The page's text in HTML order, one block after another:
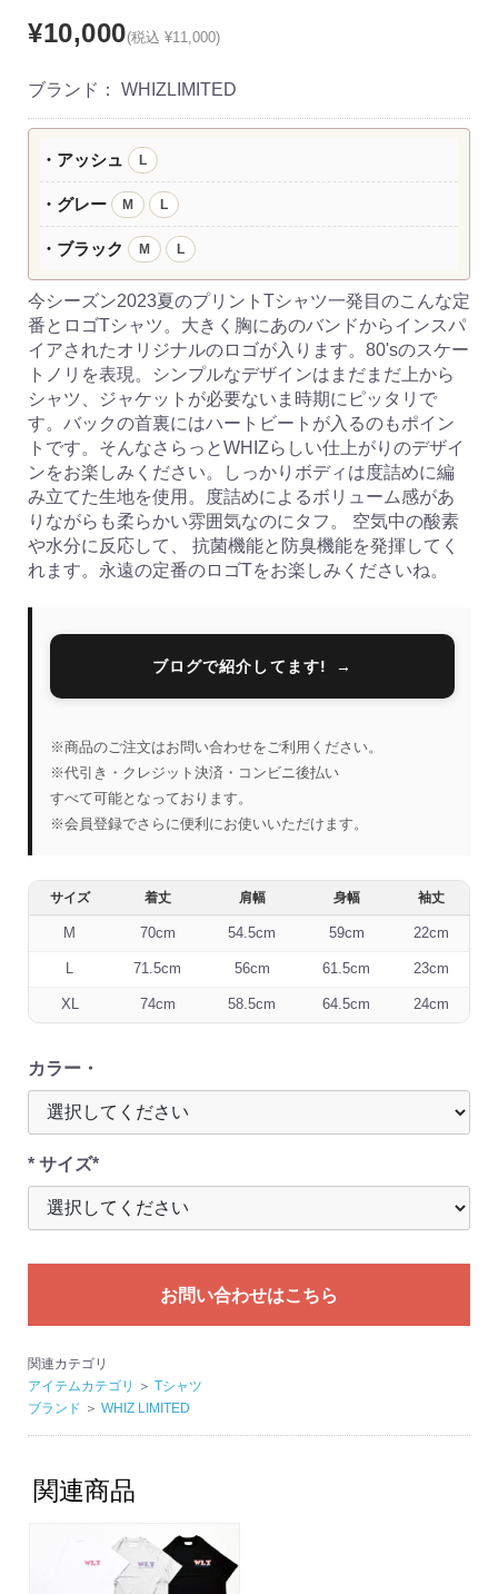
¥10,000(税込 ¥11,000)
ブランド： WHIZLIMITED
・アッシュ L
・グレー M L
・ブラック M L
今シーズン2023夏のプリントTシャツ一発目のこんな定
番とロゴTシャツ。大きく胸にあのバンドからインスパ
イアされたオリジナルのロゴが入ります。80'sのスケー
トノリを表現。シンプルなデザインはまだまだ上から
シャツ、ジャケットが必要ないま時期にピッタリで
す。バックの首裏にはハートビートが入るのもポイン
トです。そんなさらっとWHIZらしい仕上がりのデザイ
ンをお楽しみください。しっかりボディは度詰めに編
み立てた生地を使用。度詰めによるボリューム感があ
りながらも柔らかい雰囲気なのにタフ。 空気中の酸素
や水分に反応して、 抗菌機能と防臭機能を発揮してく
れます。永遠の定番のロゴTをお楽しみくださいね。
ブログで紹介してます!
※商品のご注文はお問い合わせをご利用ください。
※代引き・クレジット決済・コンビニ後払い
すべて可能となっております。
※会員登録でさらに便利にお使いいただけます。
サイズ 着丈 肩幅 身幅 袖丈
M 70cm 54.5cm 59cm 22cm
L 71.5cm 56cm 61.5cm 23cm
XL 74cm 58.5cm 64.5cm 24cm
カラー・
* サイズ*
お問い合わせはこちら
関連カテゴリ
アイテムカテゴリ
＞ Tシャツ
ブランド ＞ WHIZ LIMITED
関連商品